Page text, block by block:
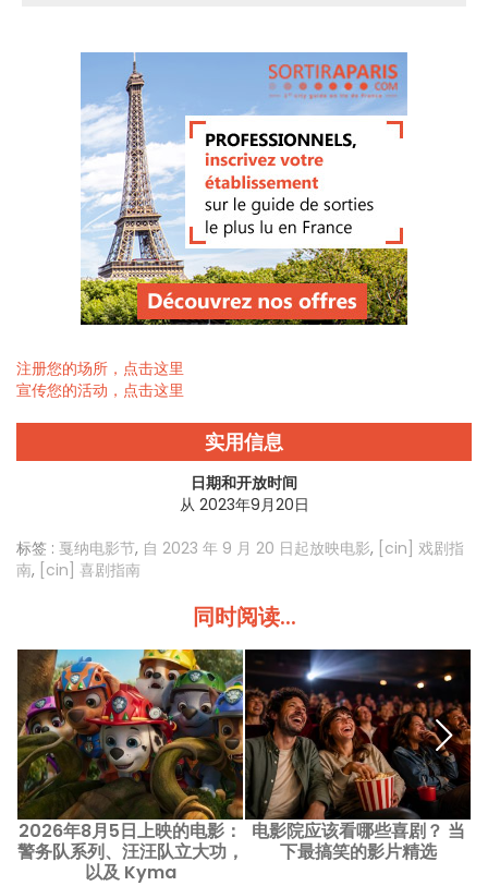
注册您的场所，点击这里
宣传您的活动，点击这里
实用信息
日期和开放时间
从 2023年9月20日
标签 : 戛纳电影节, 自 2023 年 9 月 20 日起放映电影, [cin] 戏剧指
南, [cin] 喜剧指南
同时阅读...
2026年8月5日上映的电影：
警务队系列、汪汪队立大功，
以及 Kyma
电影院应该看哪些喜剧？ 当
下最搞笑的影片精选